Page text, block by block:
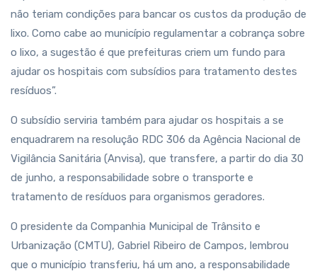
não teriam condições para bancar os custos da produção de
lixo. Como cabe ao município regulamentar a cobrança sobre
o lixo, a sugestão é que prefeituras criem um fundo para
ajudar os hospitais com subsídios para tratamento destes
resíduos”.
O subsídio serviria também para ajudar os hospitais a se
enquadrarem na resolução RDC 306 da Agência Nacional de
Vigilância Sanitária (Anvisa), que transfere, a partir do dia 30
de junho, a responsabilidade sobre o transporte e
tratamento de resíduos para organismos geradores.
O presidente da Companhia Municipal de Trânsito e
Urbanização (CMTU), Gabriel Ribeiro de Campos, lembrou
que o município transferiu, há um ano, a responsabilidade